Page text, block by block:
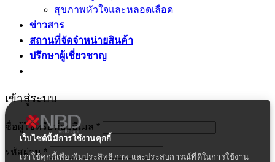
เว็บไซต์นี้มีการใช้งานคุกกี้
เราใช้คุกกี้เพื่อเพิ่มประสิทธิภาพ และประสบการณ์ที่ดีในการใช้งาน
สุขภาพหัวใจและหลอดเลือด
ข่าวสาร
สถานที่จัดจำหน่ายสินค้า
ปรึกษาผู้เชี่ยวชาญ
เข้าสู่ระบบ
ชื่อผู้ใช้หรือที่อยู่อีเมล *
รหัสผ่าน *